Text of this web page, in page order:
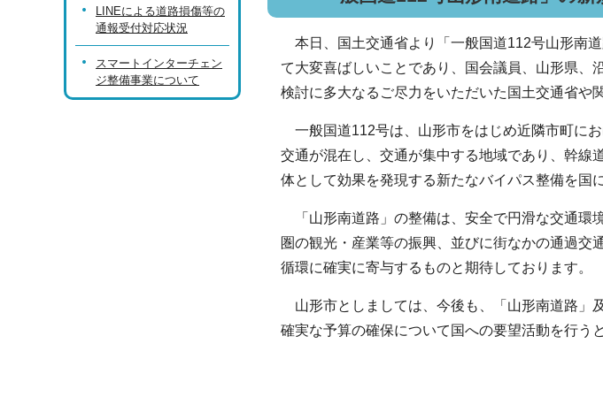
本日、国土交通省より「一般国道112号山形南
て大変喜ばしいことであり、国会議員、山形県、
検討に多大なるご尽力をいただいた国土交通省や
一般国道112号は、山形市をはじめ近隣市町に
交通が混在し、交通が集中する地域であり、幹線
体として効果を発現する新たなバイパス整備を国
「山形南道路」の整備は、安全で円滑な交通環
圏の観光・産業等の振興、並びに街なかの通過
循環に確実に寄与するものと期待しております。
山形市としましては、今後も、「山形南道路」
確実な予算の確保について国への要望活動を行う
LINEによる道路損傷等の
通報受付対応状況
スマートインターチェン
ジ整備事業について